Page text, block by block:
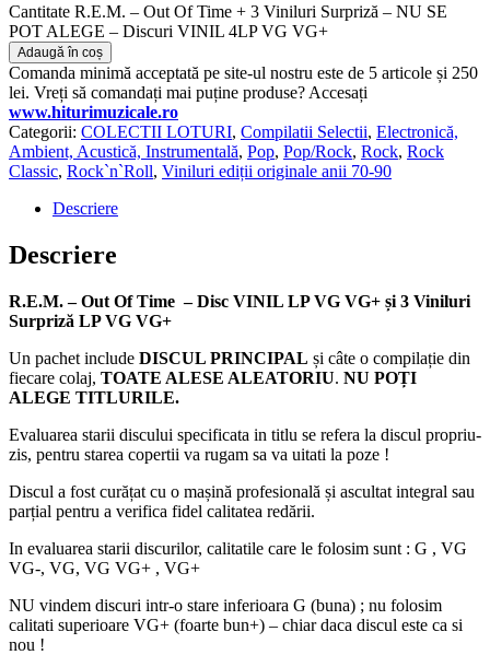
Cantitate R.E.M. – Out Of Time + 3 Viniluri Surpriză – NU SE
POT ALEGE – Discuri VINIL 4LP VG VG+
Adaugă în coș
Comanda minimă acceptată pe site-ul nostru este de 5 articole și 250
lei. Vreți să comandați mai puține produse? Accesați
www.hiturimuzicale.ro
Categorii: COLECTII LOTURI, Compilatii Selectii, Electronică,
Ambient, Acustică, Instrumentală, Pop, Pop/Rock, Rock, Rock
Classic, Rock`n`Roll, Viniluri ediții originale anii 70-90
Descriere
Descriere
R.E.M. – Out Of Time – Disc VINIL LP VG VG+ și 3 Viniluri
Surpriză LP VG VG+
Un pachet include DISCUL PRINCIPAL și câte o compilație din
fiecare colaj, TOATE ALESE ALEATORIU. NU POȚI
ALEGE TITLURILE.
Evaluarea starii discului specificata in titlu se refera la discul propriu-
zis, pentru starea copertii va rugam sa va uitati la poze !
Discul a fost curățat cu o mașină profesională și ascultat integral sau
parțial pentru a verifica fidel calitatea redării.
In evaluarea starii discurilor, calitatile care le folosim sunt : G , VG
VG-, VG, VG VG+ , VG+
NU vindem discuri intr-o stare inferioara G (buna) ; nu folosim
calitati superioare VG+ (foarte bun+) – chiar daca discul este ca si
nou !